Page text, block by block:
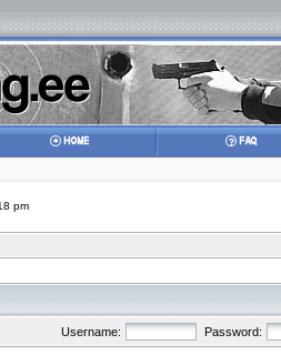
pm
Username: Password: